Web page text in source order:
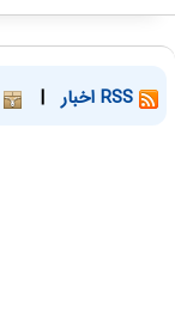
|